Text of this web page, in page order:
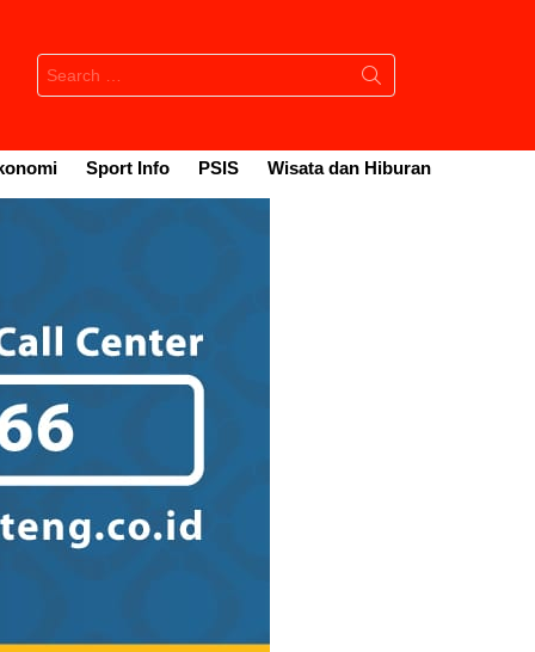
Search
for:
Sport Info PSIS Wisata dan Hiburan